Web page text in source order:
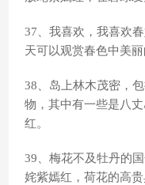
37、我喜欢，我喜欢
天可以观赏春色中美
38、岛上林木茂密，
物，其中有一些是八
红。
39、梅花不及牡丹的
姹紫嫣红，荷花的高